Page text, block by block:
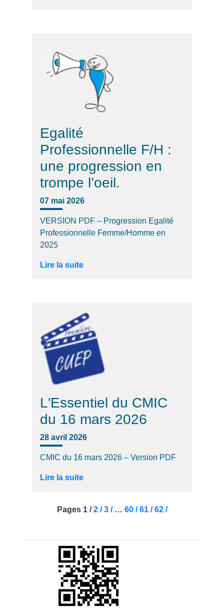
Egalité
Professionnelle F/H :
une progression en
trompe l’oeil.
07 mai 2026
VERSION PDF – Progression Egalité
Professionnelle Femme/Homme en
2025
Lire la suite
L'Essentiel du CMIC
du 16 mars 2026
28 avril 2026
CMIC du 16 mars 2026 – Version PDF
Lire la suite
Pages 1 /2 /3 / … 60 /61 /62 /